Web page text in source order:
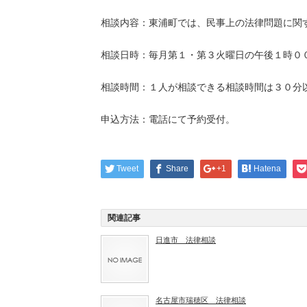
相談内容：東浦町では、民事上の法律問題に
相談日時：毎月第１・第３火曜日の午後１時
相談時間：１人が相談できる相談時間は３０分
申込方法：電話にて予約受付。
Tweet Share +1 Hatena
関連記事
日進市 法律相談
名古屋市瑞穂区 法律相談